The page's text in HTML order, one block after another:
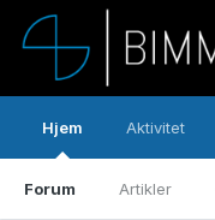
Hjem
Forum Artikler
Aktivitet